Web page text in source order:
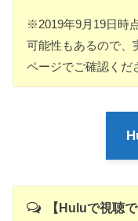
※2019年9月19日時
可能性もあるので、
ページでご確認くだ
【Huluで視聴